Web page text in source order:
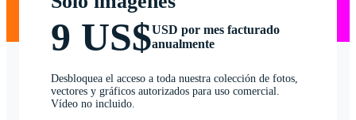
9 US$USD por mes facturado
anualmente
Desbloquea el acceso a toda nuestra colección de fotos,
vectores y gráficos autorizados para uso comercial.
Vídeo no incluido.